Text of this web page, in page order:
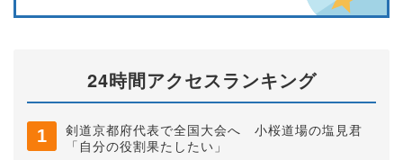
24時間アクセスランキング
剣道京都府代表で全国大会へ 小桜道場の塩見君
「自分の役割果たしたい」